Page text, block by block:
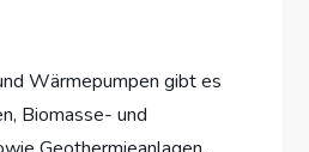
Wärmepumpen gibt es
Biomasse- und